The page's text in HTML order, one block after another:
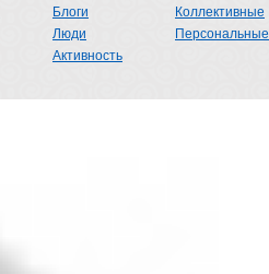
Блоги
Люди
Активность
Коллективные
Персональные